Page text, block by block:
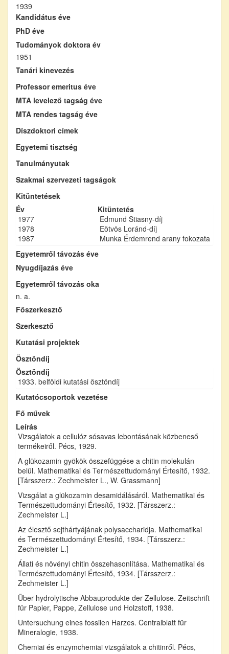
1939
Kandidátus éve
PhD éve
Tudományok doktora év
1951
Tanári kinevezés
Professor emeritus éve
MTA levelező tagság éve
MTA rendes tagság éve
Díszdoktori címek
Egyetemi tisztség
Tanulmányutak
Szakmai szervezeti tagságok
Kitüntetések
Év
Kitüntetés
1977
Edmund Stiasny-díj
1978
Eötvös Loránd-díj
1987
Munka Érdemrend arany fokozata
Egyetemről távozás éve
Nyugdíjazás éve
Egyetemről távozás oka
n. a.
Főszerkesztő
Szerkesztő
Kutatási projektek
Ösztöndíj
Ösztöndíj
1933. belföldi kutatási ösztöndíj
Kutatócsoportok vezetése
Fő művek
Leírás
Vizsgálatok a cellulóz sósavas lebontásának közbeneső
termékeiről. Pécs, 1929.
A glükozamin-gyökök összefüggése a chitin molekulán
belül. Mathematikai és Természettudományi Értesítő, 1932.
[Társszerz.: Zechmeister L., W. Grassmann]
Vizsgálat a glükozamin desamidálásáról. Mathematikai és
Természettudományi Értesítő, 1932. [Társszerz.:
Zechmeister L.]
Az élesztő sejthártyájának polysaccharidja. Mathematikai
és Természettudományi Értesítő, 1934. [Társszerz.:
Zechmeister L.]
Állati és növényi chitin összehasonlítása. Mathematikai és
Természettudományi Értesítő, 1934. [Társszerz.:
Zechmeister L.]
Über hydrolytische Abbauprodukte der Zellulose. Zeitschrift
für Papier, Pappe, Zellulose und Holzstoff, 1938.
Untersuchung eines fossilen Harzes. Centralblatt für
Mineralogie, 1938.
Chemiai és enzymchemiai vizsgálatok a chitinről. Pécs,